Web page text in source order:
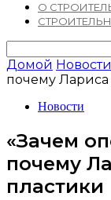
О
Домой Новости
почему
Новости
«Зачем
почему
пластики